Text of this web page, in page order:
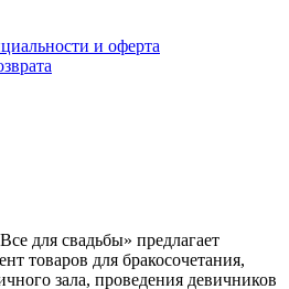
и оферта
для свадьбы» предлагает
товаров для бракосочетания,
зала, проведения девичников